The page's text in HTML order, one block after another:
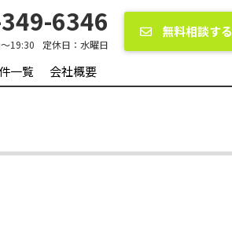
6346
19:30 定休日： 水曜日
無料相談する
一覧 会社概要